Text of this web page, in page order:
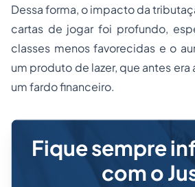
Dessa forma, o impacto da
cartas de jogar foi profundo,
classes menos favorecidas e o
um produto de lazer, que antes
um fardo financeiro.
Fique sempre
com o